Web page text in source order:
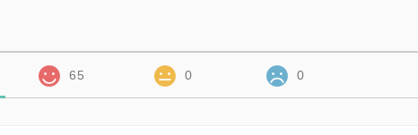
65 0 0